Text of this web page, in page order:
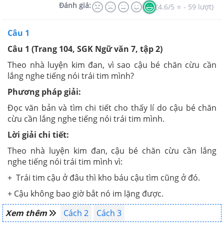
Đánh giá: (4.6/5 ⭐ - 59 lượt)
Câu 1
Câu 1 (Trang 104, SGK Ngữ văn 7, tập 2)
Theo nhà luyện kim đan, vì sao cậu bé chăn cừu cần
lắng nghe tiếng nói trái tim mình?
Phương pháp giải:
Đọc văn bản và tìm chi tiết cho thấy lí do cậu bé chăn
cừu cần lắng nghe tiếng nói trái tim mình.
Lời giải chi tiết:
Theo nhà luyện kim đan, cậu bé chăn cừu cần lắng
nghe tiếng nói trái tim mình vì:
+ Trái tim cậu ở đâu thì kho báu cậu tìm cũng ở đó.
+ Cậu không bao giờ bắt nó im lặng được.
Xem thêm
Cách 2 Cách 3